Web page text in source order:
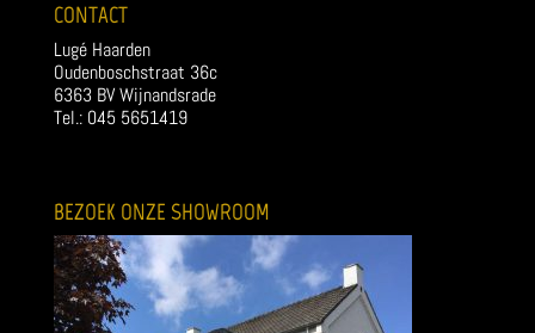
CONTACT
Lugé Haarden
Oudenboschstraat 36c
6363 BV Wijnandsrade
Tel.: 045 5651419
BEZOEK ONZE SHOWROOM